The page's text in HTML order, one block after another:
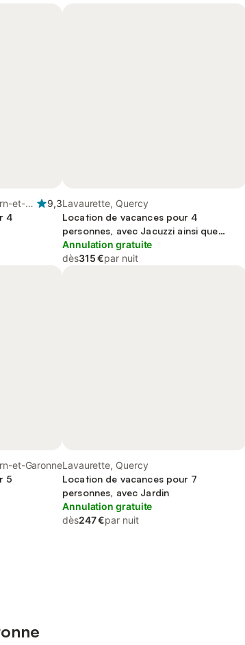
et-
9,3
4
Lavaurette, Quercy
Location de vacances pour 4
personnes, avec Jacuzzi ainsi que
Jardin et Sauna
Annulation gratuite
dès315 €par nuit
et-Garonne
5
Lavaurette, Quercy
Location de vacances pour 7
personnes, avec Jardin
Annulation gratuite
dès247 €par nuit